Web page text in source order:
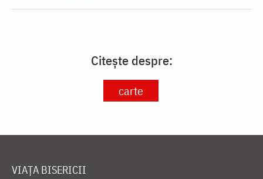
Citește despre:
carte
VIAȚA BISERICII